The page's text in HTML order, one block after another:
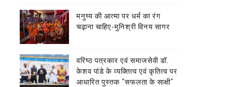
मनुष्य की आत्मा पर धर्म का रंग
चढ़ाना चाहिए-मुनिश्री विनय सागर
वरिष्ठ पत्रकार एवं समाजसेवी डॉ.
केशव पांडे के व्यक्तित्व एवं कृतित्व पर
आधारित पुस्तक "सफलता के साक्षी"